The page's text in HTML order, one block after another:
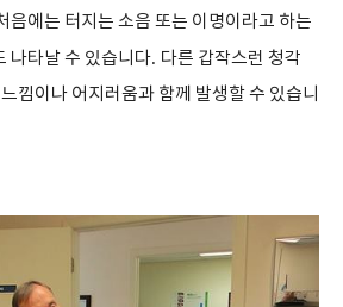
음에는 터지는 소음 또는 이명이라고 하는
나타날 수 있습니다. 다른 갑작스런 청각
낌이나 어지러움과 함께 발생할 수 있습니